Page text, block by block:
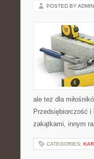
POSTED BY ADMIN
ale też dla
Przedsiębiorczość
zakątkami, innym
CATEGORIES: